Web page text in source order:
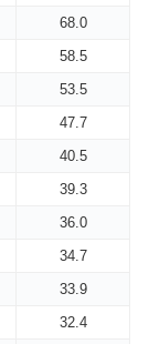
68.0
58.5
53.5
47.7
40.5
39.3
36.0
34.7
33.9
32.4